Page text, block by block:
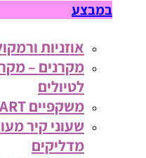
במבצע
אוזניות
מקרנים –
לטיולים
משקפיים SMART ועוד
שעוני קיר
מדליקים